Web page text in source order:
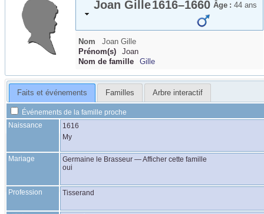
Joan Gille Âge : 44 ans
1616–1660
Nom Joan Gille
Prénom(s)
Joan
Nom de famille
Gille
Faits et événements Familles Arbre interactif
Événements de la famille proche
Naissance
1616
My
Mariage Germaine le Brasseur —Afficher cette famille
oui
Profession Tisserand